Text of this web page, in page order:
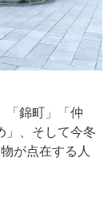
「錦町」「仲
」、そして今冬
が点在する人